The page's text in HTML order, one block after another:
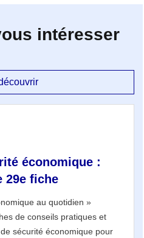
intéresser
économique :
29e fiche
au quotidien »
de conseils pratiques et
sécurité économique pour